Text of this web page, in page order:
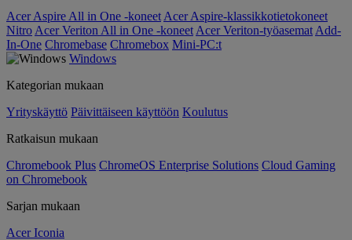
Acer Aspire All in One -koneet Acer Aspire-klassikkotietokoneet
Nitro Acer Veriton All in One -koneet Acer Veriton-työasemat Add-
In-One Chromebase Chromebox Mini-PC:t
Windows
Kategorian mukaan
Yrityskäyttö Päivittäiseen käyttöön Koulutus
Ratkaisun mukaan
Chromebook Plus ChromeOS Enterprise Solutions Cloud Gaming
on Chromebook
Sarjan mukaan
Acer Iconia